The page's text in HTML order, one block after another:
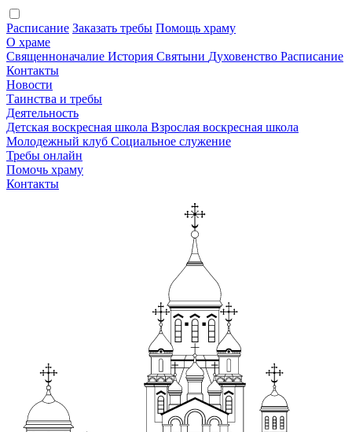
Расписание Заказать требы Помощь храму
О храме
Священноначалие История Святыни Духовенство Расписание
Контакты
Новости
Таинства и требы
Деятельность
Детская воскресная школа Взрослая воскресная школа
Молодежный клуб Социальное служение
Требы онлайн
Помочь храму
Контакты